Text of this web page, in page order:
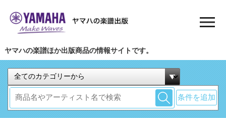
ヤマハの楽譜ほか出版商品の情報サイトです。
条件を追加